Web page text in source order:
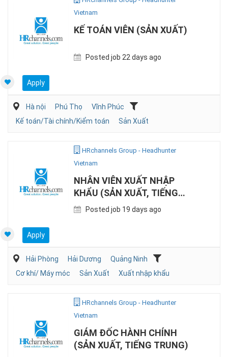
Vietnam
KẾ TOÁN VIÊN (SẢN XUẤT)
Posted job 22 days ago
Apply
Hà nội Phú Thọ
Vĩnh Phúc
Kế toán/Tài chính/Kiểm toán
Sản Xuất
HRchannels Group - Headhunter
Vietnam
NHÂN VIÊN XUẤT NHẬP
KHẨU (SẢN XUẤT, TIẾNG
TRUNG)
Posted job 19 days ago
Apply
Hải Phòng Hải Dương
Quảng Ninh
Cơ khí/ Máy móc
Sản Xuất Xuất nhập khẩu
HRchannels Group - Headhunter
Vietnam
GIÁM ĐỐC HÀNH CHÍNH
(SẢN XUẤT, TIẾNG TRUNG)